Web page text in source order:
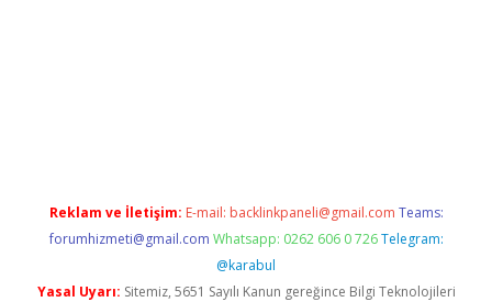
Reklam ve İletişim: E-mail: backlinkpaneli@gmail.com Teams:
forumhizmeti@gmail.com Whatsapp: 0262 606 0 726 Telegram:
@karabul
Yasal Uyarı: Sitemiz, 5651 Sayılı Kanun gereğince Bilgi Teknolojileri